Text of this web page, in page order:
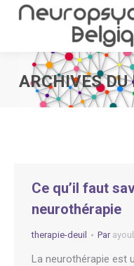
ARCHIVES
Ce qu’il faut
neurothérapie
therapie-deuil Par
La neurothérapie est